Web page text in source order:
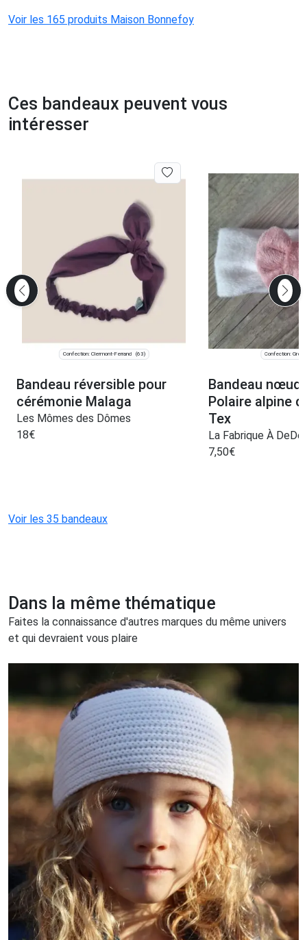
Voir les 165 produits Maison Bonnefoy
Ces bandeaux peuvent vous
intéresser
Confection: Clermont-Ferrand (63)
Bandeau réversible pour
cérémonie Malaga
Les Mômes des Dômes
18€
Confection:
Bandeau nœud
Polaire alpine
Tex
La Fabrique À
7,50€
Voir les 35 bandeaux
Dans la même thématique
Faites la connaissance d'autres marques du même univers
et qui devraient vous plaire